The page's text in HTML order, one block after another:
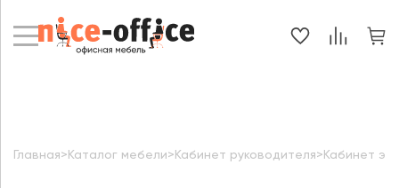
Главная> Каталог мебели> Кабинет руководителя> Кабинет